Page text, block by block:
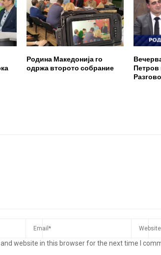
Родина Македонија го
одржа второто собрание Петров
website in this browser for the next time I